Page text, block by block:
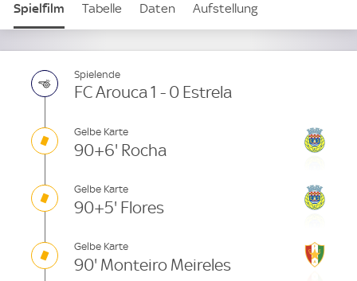
e
Spielfilm Tabelle Daten Aufstellung
Spielende
FC Arouca 1 - 0 Estrela
Gelbe Karte
90+6' Rocha
Gelbe Karte
90+5' Flores
Gelbe Karte
90' Monteiro Meireles